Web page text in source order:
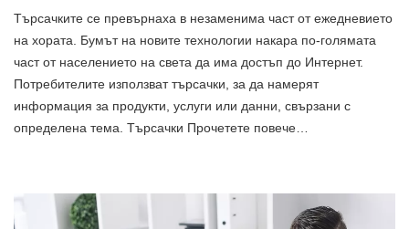
Търсачките се превърнаха в незаменима част от ежедневието
на хората. Бумът на новите технологии накара по-голямата
част от населението на света да има достъп до Интернет.
Потребителите използват търсачки, за да намерят
информация за продукти, услуги или данни, свързани с
определена тема. Търсачки Прочетете повече…